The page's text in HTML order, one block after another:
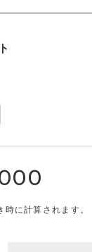
時に計算されます。